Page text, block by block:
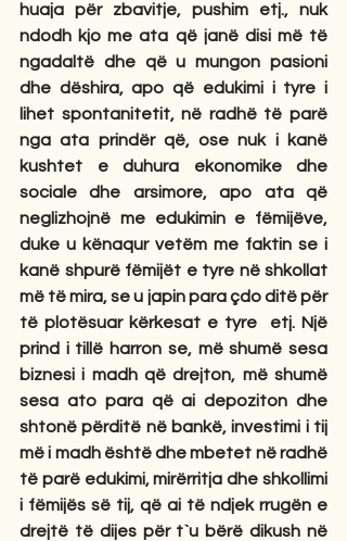
huaja për zbavitje, pushim etj., nuk
ndodh kjo me ata që janë disi më të
ngadaltë dhe që u mungon pasioni
dhe dëshira, apo që edukimi i tyre i
lihet spontanitetit, në radhë të parë
nga ata prindër që, ose nuk i kanë
kushtet e duhura ekonomike dhe
sociale dhe arsimore, apo ata që
neglizhojnë me edukimin e fëmijëve,
duke u kënaqur vetëm me faktin se i
kanë shpurë fëmijët e tyre në shkollat
më të mira, se u japin para çdo ditë për
të plotësuar kërkesat e tyre  etj. Një
prind i tillë harron se, më shumë sesa
biznesi i madh që drejton, më shumë
sesa ato para që ai depoziton dhe
shtonë përditë në bankë, investimi i tij
më i madh është dhe mbetet në radhë
të parë edukimi, mirërritja dhe shkollimi
i fëmijës së tij, që ai të ndjek rrugën e
drejtë të dijes për t`u bërë dikush në